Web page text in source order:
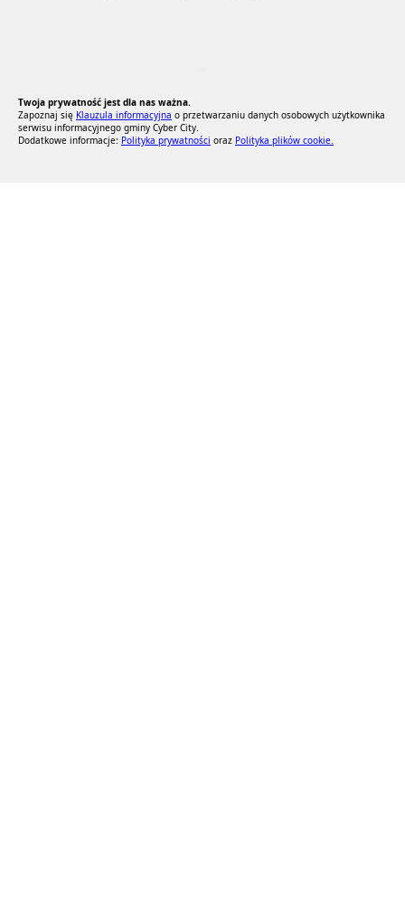
Twoja prywatność jest dla nas ważna.
Zapoznaj się Klauzula informacyjna o przetwarzaniu danych osobowych użytkownika
serwisu informacyjnego gminy Cyber City.
Dodatkowe informacje: Polityka prywatności oraz Polityka plików cookie.